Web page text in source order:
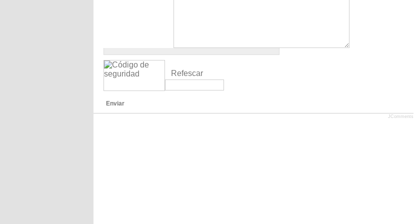
Refescar
Enviar
JComments